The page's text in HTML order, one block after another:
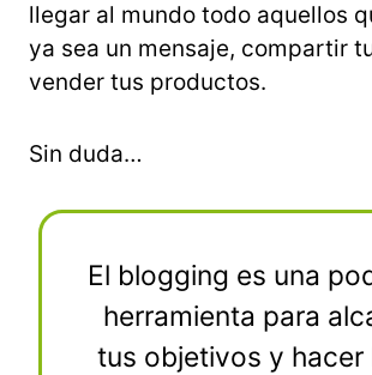
llegar al mundo todo aquellos
ya sea un mensaje, compartir
vender tus productos.
Sin duda…
El blogging es una
herramienta para
tus objetivos y hacer